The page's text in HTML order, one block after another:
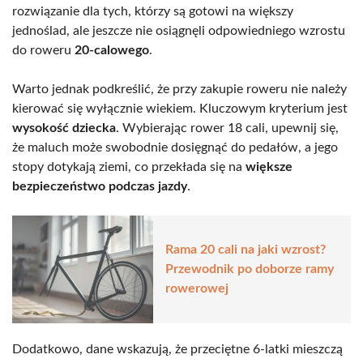
rozwiązanie dla tych, którzy są gotowi na większy
jednoślad, ale jeszcze nie osiągnęli odpowiedniego wzrostu
do roweru 20-calowego.
Warto jednak podkreślić, że przy zakupie roweru nie należy
kierować się wyłącznie wiekiem. Kluczowym kryterium jest
wysokość dziecka. Wybierając rower 18 cali, upewnij się,
że maluch może swobodnie dosięgnąć do pedałów, a jego
stopy dotykają ziemi, co przekłada się na większe
bezpieczeństwo podczas jazdy.
Rama 20 cali na jaki wzrost?
Przewodnik po doborze ramy
rowerowej
Dodatkowo, dane wskazują, że przeciętne 6-latki mieszczą